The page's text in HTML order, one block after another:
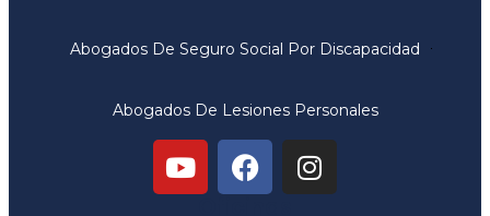
Abogados De Seguro Social Por Discapacidad
Abogados De Lesiones Personales